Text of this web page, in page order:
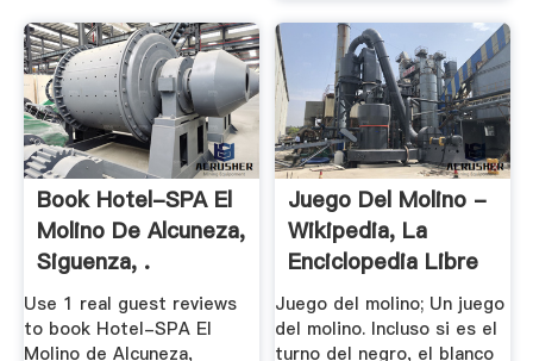
Book Hotel-SPA El
Molino De Alcuneza,
Siguenza, .
Use 1 real guest reviews
to book Hotel-SPA El
Molino de Alcuneza,
Juego Del Molino -
Wikipedia, La
Enciclopedia Libre
Juego del molino; Un juego
del molino. Incluso si es el
turno del negro, el blanco